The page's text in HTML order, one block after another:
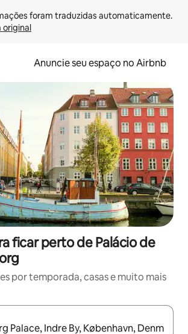
original
Anuncie seu espaço no Airbnb
ficar perto de Palácio de
por temporada, casas e muito mais
estiverem disponíveis, explore-os